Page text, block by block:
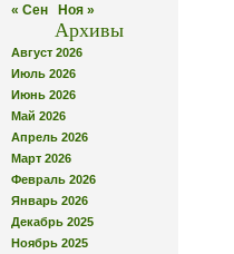
« Сен Ноя »
Архивы
Август 2026
Июль 2026
Июнь 2026
Май 2026
Апрель 2026
Март 2026
Февраль 2026
Январь 2026
Декабрь 2025
Ноябрь 2025